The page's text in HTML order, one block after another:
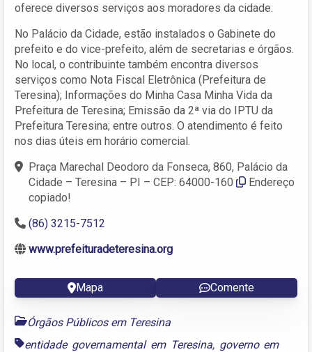
oferece diversos serviços aos moradores da cidade.
No Palácio da Cidade, estão instalados o Gabinete do
prefeito e do vice-prefeito, além de secretarias e órgãos.
No local, o contribuinte também encontra diversos
serviços como Nota Fiscal Eletrônica (Prefeitura de
Teresina); Informações do Minha Casa Minha Vida da
Prefeitura de Teresina; Emissão da 2ª via do IPTU da
Prefeitura Teresina; entre outros. O atendimento é feito
nos dias úteis em horário comercial.
Praça Marechal Deodoro da Fonseca, 860, Palácio da
Cidade – Teresina – PI – CEP: 64000-160
Endereço
copiado!
(86) 3215-7512
www.prefeituradeteresina.org
Mapa Comente
Órgãos Públicos em Teresina
entidade governamental em Teresina, governo em